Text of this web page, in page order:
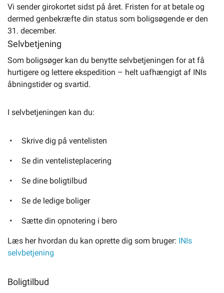
Vi sender girokortet sidst på året. Fristen for at betale og
dermed genbekræfte din status som boligsøgende er den
31. december.
Selvbetjening
Som boligsøger kan du benytte selvbetjeningen for at få
hurtigere og lettere ekspedition – helt uafhængigt af INIs
åbningstider og svartid.
I selvbetjeningen kan du:
Skrive dig på ventelisten
Se din ventelisteplacering
Se dine boligtilbud
Se de ledige boliger
Sætte din opnotering i bero
Læs her hvordan du kan oprette dig som bruger: INIs
selvbetjening
Boligtilbud